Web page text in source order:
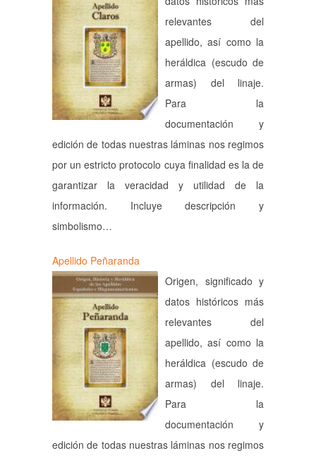
relevantes del
apellido, así como la
heráldica (escudo de
armas) del linaje.
Para la
documentación y
edición de todas nuestras láminas nos regimos
por un estricto protocolo cuya finalidad es la de
garantizar la veracidad y utilidad de la
información. Incluye descripción y
simbolismo…
Apellido Peñaranda
Origen, significado y
datos históricos más
relevantes del
apellido, así como la
heráldica (escudo de
armas) del linaje.
Para la
documentación y
edición de todas nuestras láminas nos regimos